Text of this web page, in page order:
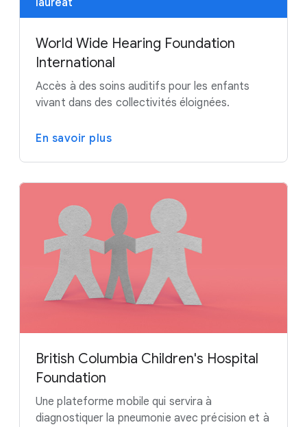
World Wide Hearing Foundation
International
Accès à des soins auditifs pour les enfants
vivant dans des collectivités éloignées.
En savoir plus
British Columbia Children's Hospital
Foundation
Une plateforme mobile qui servira à
diagnostiquer la pneumonie avec précision et à